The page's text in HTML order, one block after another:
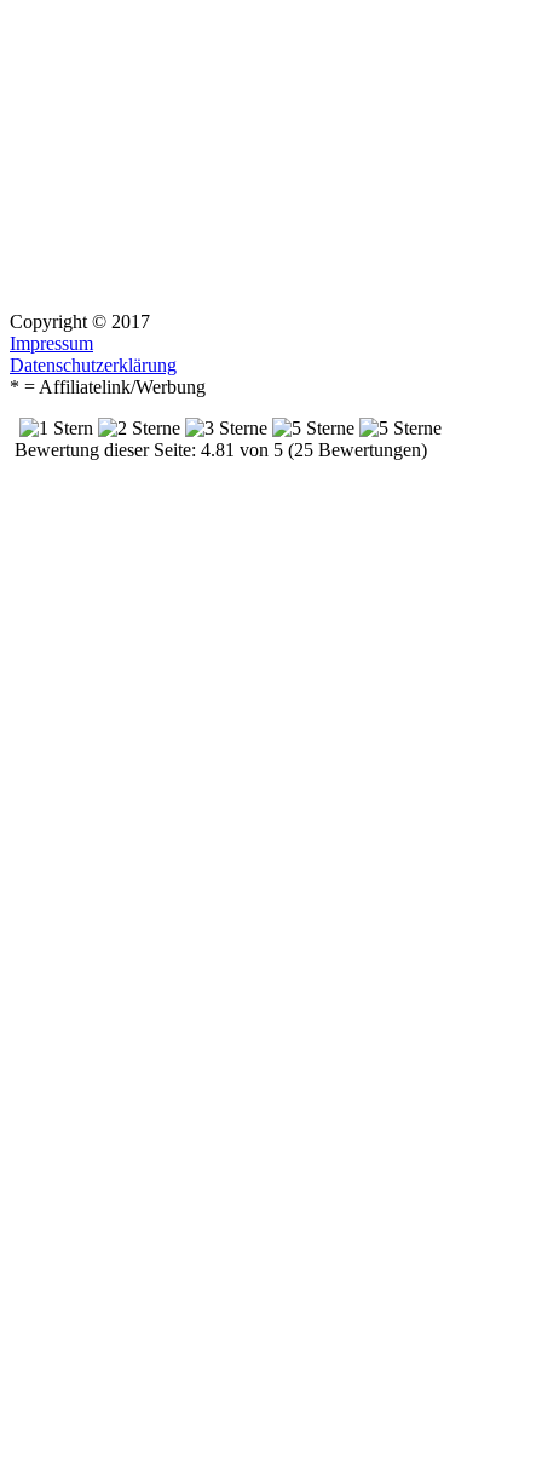
Copyright © 2017
Impressum
Datenschutzerklärung
* = Affiliatelink/Werbung
Bewertung dieser Seite: 4.81 von 5 (25 Bewertungen)